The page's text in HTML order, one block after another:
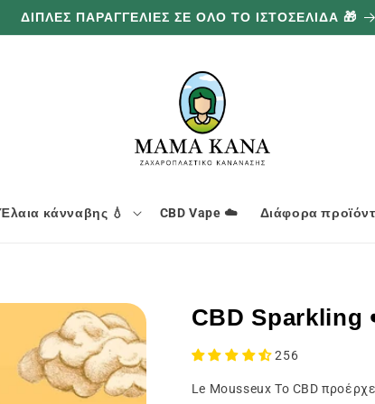
ΔΙΠΛΕΣ ΠΑΡΑΓΓΕΛΙΕΣ ΣΕ ΟΛΟ ΤΟ ΙΣΤΟΣΕΛΙΔΑ 🎁
Έλαια κάνναβης 💧 CBD Vape ☁️ Διάφορα
CBD
256
Le Mousseux Το CBD